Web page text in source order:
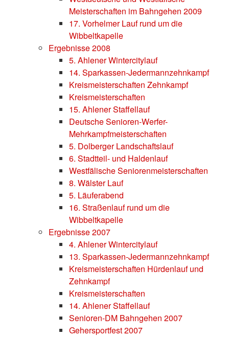
Meisterschaften im Bahngehen 2009
17. Vorhelmer Lauf rund um die
Wibbeltkapelle
Ergebnisse 2008
5. Ahlener Wintercitylauf
14. Sparkassen-Jedermannzehnkampf
Kreismeisterschaften Zehnkampf
Kreismeisterschaften
15. Ahlener Staffellauf
Deutsche Senioren-Werfer-
Mehrkampfmeisterschaften
5. Dolberger Landschaftslauf
6. Stadtteil- und Haldenlauf
Westfälische Seniorenmeisterschaften
8. Wälster Lauf
5. Läuferabend
16. Straßenlauf rund um die
Wibbeltkapelle
Ergebnisse 2007
4. Ahlener Wintercitylauf
13. Sparkassen-Jedermannzehnkampf
Kreismeisterschaften Hürdenlauf und
Zehnkampf
Kreismeisterschaften
14. Ahlener Staffellauf
Senioren-DM Bahngehen 2007
Gehersportfest 2007